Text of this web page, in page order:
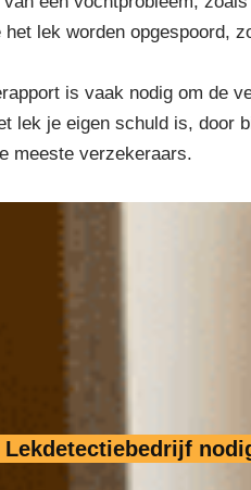
lek worden opgespoord,
is vaak nodig om de
lek je eigen schuld is, door
meeste verzekeraars.
Lekdetectiebedrijf